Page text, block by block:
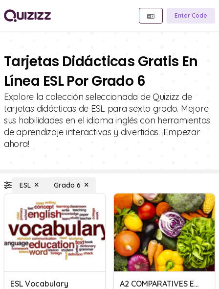
Enter Code
Tarjetas Didácticas Gratis En
Línea ESL Por Grado 6
Explore la colección seleccionada de Quizizz de
tarjetas didácticas de ESL para sexto grado. Mejore
sus habilidades en el idioma inglés con herramientas
de aprendizaje interactivas y divertidas. ¡Empezar
ahora!
ESL Grado 6
ESL Vocabulary A2 COMPARATIVES ESL